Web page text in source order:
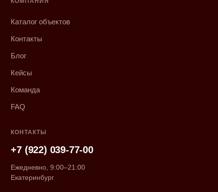
Каталог объектов
Контакты
Блог
Кейсы
Команда
FAQ
КОНТАКТЫ
+7 (922) 039-77-00
Ежедневно, 9:00–21:00
Екатеринбург